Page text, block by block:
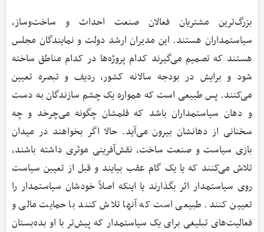
بزرگ‌ترین مشتریان فعالان صنعت احداث و ساخت‌وساز،
سیاستمداران هستند. این مدیران ارشد دولت و نمایندگان مجلس
هستند که تصمیم می‌گیرند کدام پروژه‌ها در کدام مناطق ساخته
شود و برایش در بودجه سالانه کشور، ردیف و تبصره تعیین
می‌کنند. پس طبیعی است که همواره یک چشم سازندگان به دست
و دهان سیاستمداران باشد که قلمشان چگونه می‌چرخد و چه
سخنانی از دهانشان بیرون می‌آید. حالا اگر بخواهند در میدان
بازی سیاست و صنعت ساخت، نقش‌آفرینی موثری داشته باشند،
تلاش می‌کنند که یا یک گام عقب بیایند و قبل از تعیین سیاست
روی سیاستمدار اثر بگذارند یا اینکه اصلاً خودشان سیاستمدار را
تعیین کنند. طبیعی است که آنها تلاش کنند با حمایت مالی و
فعالیت‌های تبلیغی برای یک سیاستمدار که پیش‌تر با او بده‌بستان